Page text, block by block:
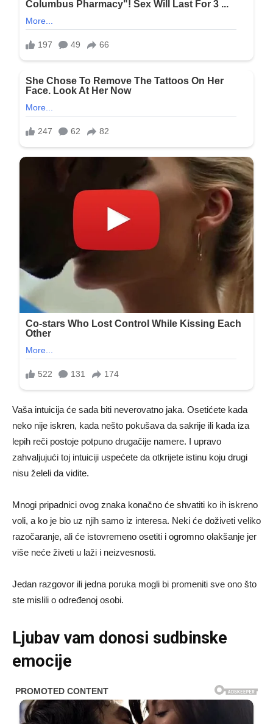
Vaša intuicija će sada biti neverovatno jaka. Osetićete kada
neko nije iskren, kada nešto pokušava da sakrije ili kada iza
lepih reči postoje potpuno drugačije namere. I upravo
zahvaljujući toj intuiciji uspećete da otkrijete istinu koju drugi
nisu želeli da vidite.
Mnogi pripadnici ovog znaka konačno će shvatiti ko ih iskreno
voli, a ko je bio uz njih samo iz interesa. Neki će doživeti veliko
razočaranje, ali će istovremeno osetiti i ogromno olakšanje jer
više neće živeti u laži i neizvesnosti.
Jedan razgovor ili jedna poruka mogli bi promeniti sve ono što
ste mislili o određenoj osobi.
Ljubav vam donosi sudbinske
emocije